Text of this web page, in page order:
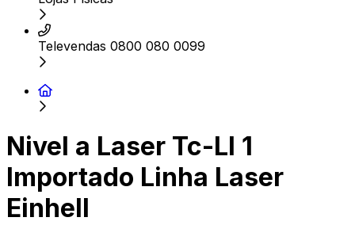
Televendas 0800 080 0099
Nivel a Laser Tc-Ll 1
Importado Linha Laser
Einhell